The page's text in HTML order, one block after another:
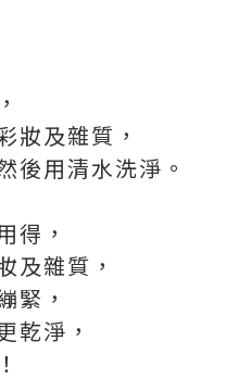
妝及雜質，
後用清水洗淨。
得，
及雜質，
緊，
乾淨，